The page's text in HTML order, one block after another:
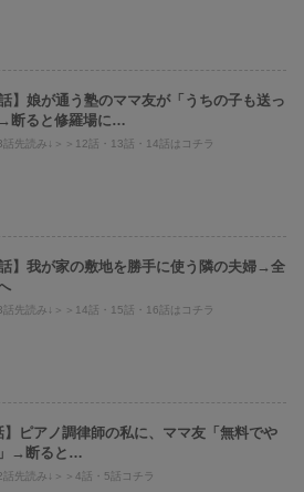
話】娘が通う塾のママ友が「うちの子も送っ
断ると修羅場に…
話先読み↓＞＞12話・13話・14話はコチラ
話】我が家の敷地を勝手に使う隣の夫婦→全
話先読み↓＞＞14話・15話・16話はコチラ
】ピアノ調律師の私に、ママ友「無料でや
→断ると…
先読み↓＞＞4話・5話コチラ